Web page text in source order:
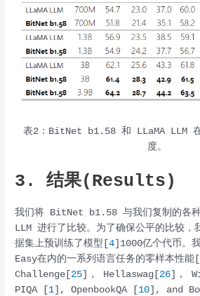
表2：BitNet b1.58 和 LLaMA LLM 在
度。
3. 结果(Results)
我们将 BitNet b1.58 与我们复制的各种
LLM 进行了比较。为了确保公平的比较
据集上预训练了模型[4 ]1000亿个代币。
Easy在内的一系列语言任务的零样本性能[
Challenge[ 25 ]， Hellaswag[ 26 ]，
PIQA [ 1 ], OpenbookQA [ 10 ], and